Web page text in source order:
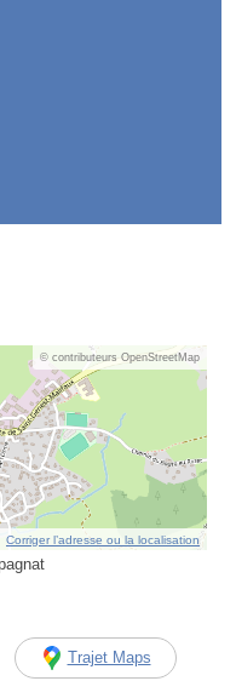
© contributeurs OpenStreetMap
Corriger l’adresse ou la localisation
Trajet Maps